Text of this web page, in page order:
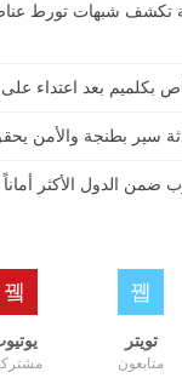
تكشف شبهات تورط
بكلميم بعد اعتداء
سير بطنجة والأمن
ضمن الدول الأكثر
تويتر
متابعون